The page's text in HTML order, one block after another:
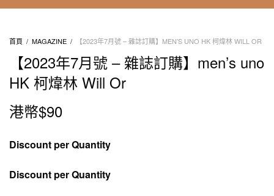
首頁 / MAGAZINE / 【2023年7月號 – 雜誌訂購】MEN’S UNO HK 柯煒林 WILL OR
【2023年7月號 – 雜誌訂購】men’s uno
HK 柯煒林 Will Or
港幣$90
Discount per Quantity
Discount per Quantity